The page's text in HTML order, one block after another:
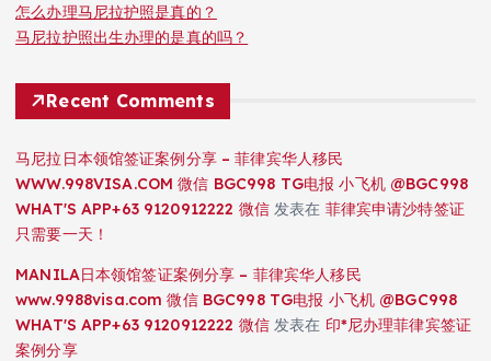
怎么办理马尼拉护照是真的？
马尼拉护照出生办理的是真的吗？
Recent Comments
马尼拉日本领馆签证案例分享 – 菲律宾华人移民
WWW.998VISA.COM 微信 BGC998 TG电报 小飞机 @BGC998
WHAT'S APP+63 9120912222 微信发表在 菲律宾申请沙特签证
只需要一天！
MANILA日本领馆签证案例分享 – 菲律宾华人移民
www.9988visa.com 微信 BGC998 TG电报 小飞机 @BGC998
WHAT'S APP+63 9120912222 微信发表在 印*尼办理菲律宾签证
案例分享